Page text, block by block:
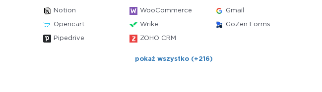
Notion WooCommerce Gmail
Opencart Wrike GoZen Forms
Pipedrive ZOHO CRM
pokaż wszystko (+216)